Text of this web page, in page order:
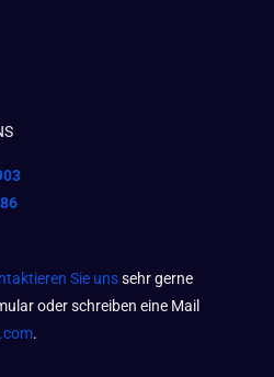
Sie unssehr gerne
oder schreiben eine Mail
.